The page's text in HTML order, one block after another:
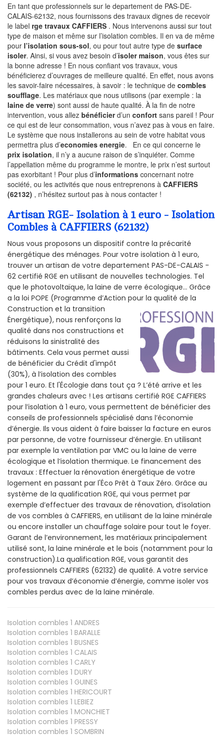
En tant que professionnels sur le departement de PAS-DE-
CALAIS-62132, nous fournissons des travaux dignes de recevoir
le label rge travaux CAFFIERS . Nous intervenons aussi sur tout
type de maison et même sur l’isolation combles. Il en va de même
pour l’isolation sous-sol, ou pour tout autre type de surface
isoler. Ainsi, si vous avez besoin d’isoler maison, vous êtes sur
la bonne adresse ! En nous confiant vos travaux, vous
bénéficierez d’ouvrages de meilleure qualité. En effet, nous avons
les savoir-faire nécessaires, à savoir : le technique de combles
soufflage. Les matériaux que nous utilisons (par exemple : la
laine de verre) sont aussi de haute qualité. À la fin de notre
intervention, vous allez bénéficierd’un confort sans pareil ! Pour
ce qui est de leur consommation, vous n’avez pas à vous en faire.
Le système que nous installerons au sein de votre habitat vous
permettra plus d’economies energie. En ce qui concerne le
prix isolation, il n’y a aucune raison de s’inquiéter. Comme
l’appellation même du programme le montre, le prix n’est surtout
pas exorbitant ! Pour plus d’informations concernant notre
société, ou les activités que nous entreprenons à CAFFIERS
(62132) , n’hésitez surtout pas à nous contacter !
Artisan RGE- Isolation à 1 euro - Isolation
Combles à CAFFIERS (62132)
Nous vous proposons un dispositif contre la précarité
énergétique des ménages. Pour votre isolation à 1 euro,
trouver un artisan de votre departement PAS-DE-CALAIS -
62 certifié RGE en utilisant de nouvelles technologies. Tel
que le photovoltaïque, la laine de verre écologique... Grâce
a la loi POPE (Programme d’Action pour la qualité de la
Construction et la transition
Énergétique), nous renforçons la
qualité dans nos constructions et
réduisons la sinistralité des
bâtiments. Cela vous permet aussi
de bénéficier du Crédit d'impôt
(30%), à l’isolation des combles
pour 1 euro. Et l'Écologie dans tout ça ? L’été arrive et les
grandes chaleurs avec ! Les artisans certifié RGE CAFFIERS
pour l’isolation à 1 euro, vous permettent de bénéficier des
conseils de professionnels spécialisé dans l’économie
d’énergie. Ils vous aident à faire baisser la facture en euros
par personne, de votre fournisseur d’énergie. En utilisant
par exemple la ventilation par VMC ou la laine de verre
écologique et l’isolation thermique. Le financement des
travaux : Effectuer la rénovation énergétique de votre
logement en passant par l'Éco Prêt à Taux Zéro. Grâce au
système de la qualification RGE, qui vous permet par
exemple d’effectuer des travaux de rénovation, d’isolation
de vos combles à CAFFIERS, en utilisant de la laine minérale
ou encore installer un chauffage solaire pour tout le foyer.
Garant de l’environnement, les matériaux principalement
utilisé sont, la laine minérale et le bois (notamment pour la
construction).La qualification RGE, vous garantit des
professionnels CAFFIERS (62132) de qualité. A votre service
pour vos travaux d’économie d’énergie, comme isoler vos
combles perdus avec de la laine minérale.
Isolation combles 1 ANDRES
Isolation combles 1 BARALLE
Isolation combles 1 BUSNES
Isolation combles 1 CALAIS
Isolation combles 1 CARLY
Isolation combles 1 DURY
Isolation combles 1 GUINES
Isolation combles 1 HERICOURT
Isolation combles 1 LEBIEZ
Isolation combles 1 MONCHIET
Isolation combles 1 PRESSY
Isolation combles 1 SOMBRIN